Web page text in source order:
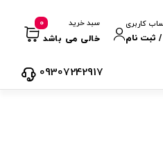
کاربری
/ ثبت نام
سبد خرید
خالی می باشد
0
09307242917